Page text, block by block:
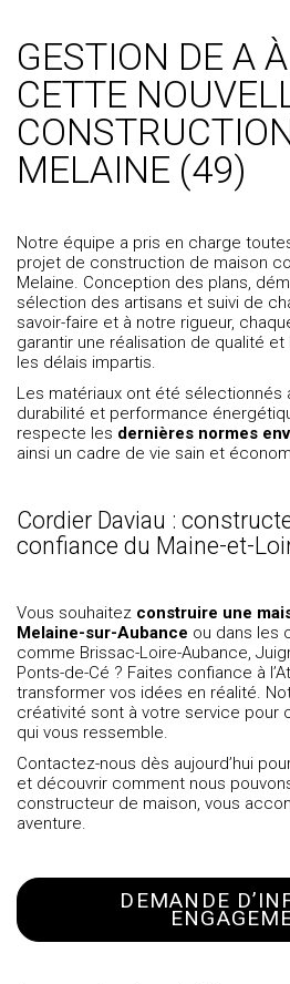
GESTION DE A
CETTE
MELAINE (49)
Notre équipe a pris en charge
projet de construction de maison
Melaine. Conception des plans,
sélection des artisans et suivi de
savoir-faire et à notre rigueur,
garantir une réalisation de qualité
les délais impartis.
Les matériaux ont été sélectionnés
durabilité et performance
respecte les dernières normes
ainsi un cadre de vie sain et
Cordier Daviau :
confiance du Maine-et-
Vous souhaitez construire une
Melaine-sur-Aubance ou dans les
comme Brissac-Loire-Aubance,
Ponts-de-Cé ? Faites confiance à
transformer vos idées en réalité.
créativité sont à votre service pour
qui vous ressemble.
Contactez-nous dès aujourd’hui
et découvrir comment nous
constructeur de maison , vous
aventure.
DEMANDE